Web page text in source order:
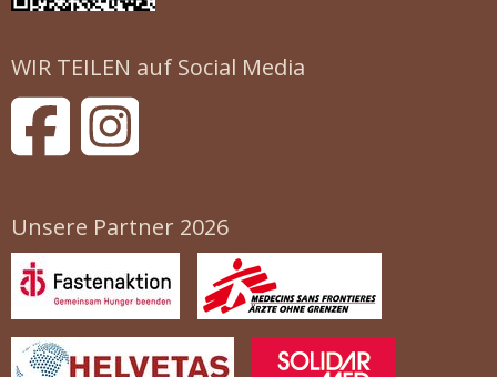
WIR TEILEN auf Social Media
Unsere Partner 2026